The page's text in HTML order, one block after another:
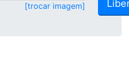
[trocar imagem]